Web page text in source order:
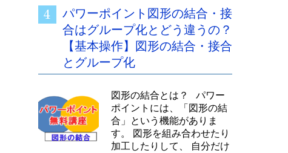
パワーポイント図形の結合・接
合はグループ化とどう違うの？
【基本操作】図形の結合・接合
とグループ化
図形の結合とは？ パワー
ポイントには、「図形の結
合」という機能がありま
す。 図形を組み合わせたり
加工したりして、 自分だけ